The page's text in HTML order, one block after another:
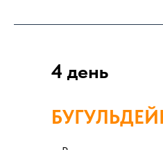
4 день